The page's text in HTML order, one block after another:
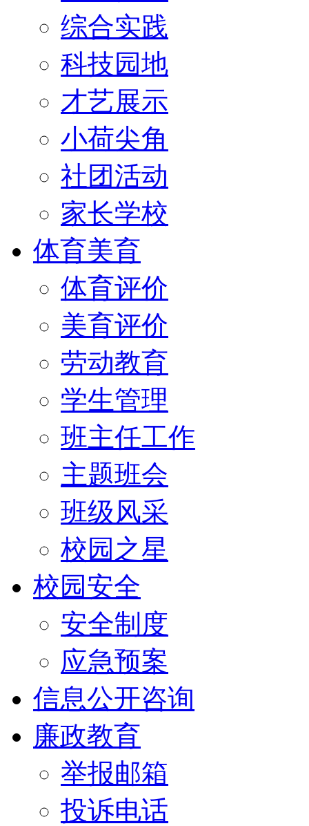
综合实践
科技园地
才艺展示
小荷尖角
社团活动
家长学校
体育美育
体育评价
美育评价
劳动教育
学生管理
班主任工作
主题班会
班级风采
校园之星
校园安全
安全制度
应急预案
信息公开咨询
廉政教育
举报邮箱
投诉电话